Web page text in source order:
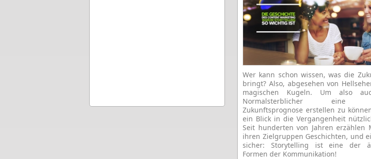
Wer kann schon wissen, was die
bringt? Also, abgesehen von
magischen Kugeln. Um also
Normalsterblicher eine
Zukunftsprognose erstellen zu
ein Blick in die Vergangenheit
Seit hunderten von Jahren erzählen
ihren Zielgruppen Geschichten, und
sicher: Storytelling ist eine der
Formen der Kommunikation!